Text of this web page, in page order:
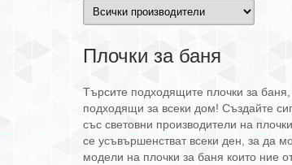
Плочки за баня
Търсите подходящите плочки за
подходящи за всеки дом! Създайте
със световни производители на
се усъвършенстват всеки ден, за да
модели на плочки за баня които ние